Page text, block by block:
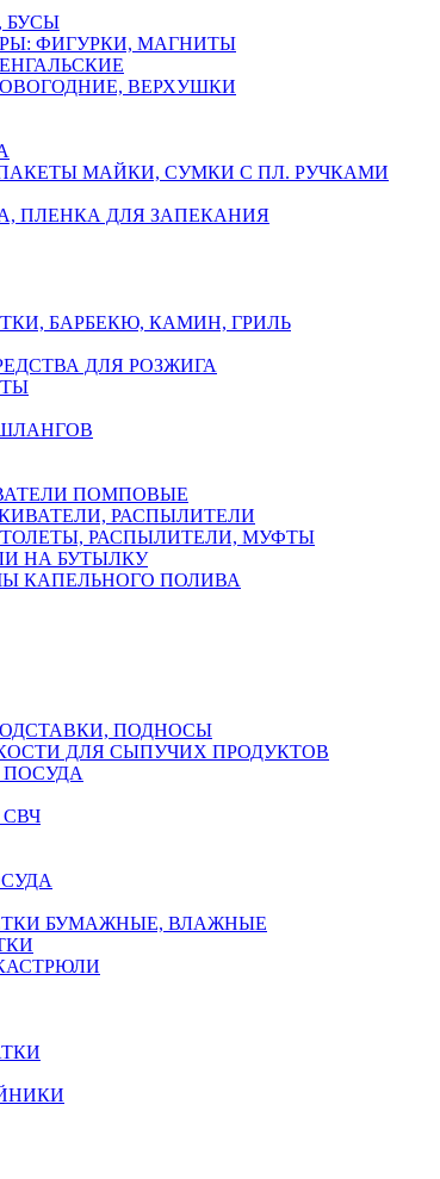
БУСЫ
ФИГУРКИ, МАГНИТЫ
ВЕРХУШКИ
МАЙКИ, СУМКИ С ПЛ. РУЧКАМИ
ПЛЕНКА ДЛЯ ЗАПЕКАНИЯ
БАРБЕКЮ, КАМИН, ГРИЛЬ
ДЛЯ РОЗЖИГА
ПОМПОВЫЕ
РАСПЫЛИТЕЛИ
РАСПЫЛИТЕЛИ, МУФТЫ
НА БУТЫЛКУ
КАПЕЛЬНОГО ПОЛИВА
ПОДНОСЫ
ДЛЯ СЫПУЧИХ ПРОДУКТОВ
БУМАЖНЫЕ, ВЛАЖНЫЕ